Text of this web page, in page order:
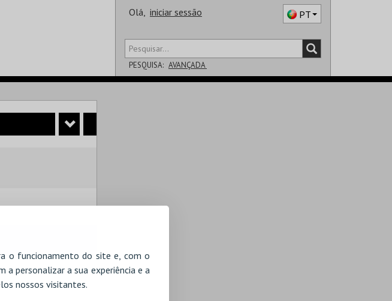
o funcionamento do site e, com o
a personalizar a sua experiência e a
nossos visitantes.
Olá, iniciar sessão PT
PESQUISA: AVANÇADA